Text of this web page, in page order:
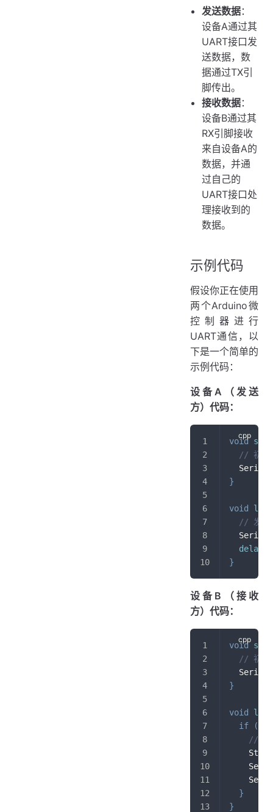
发送数据：
设备A通过其
UART接口发
送数据，数
据通过TX引
脚传出。
接收数据：
设备B通过其
RX引脚接收
来自设备A的
数据，并通
过自己的
UART接口处
理接收到的
数据。
示例代码
假设你正在使用
两个Arduino微
控制器进行
UART通信，以
下是一个简单的
示例代码：
设备A（发送
方）代码：
void
// 初始
  Serial
}
void
loop
// 发送
  Serial
delay
}
设备B（接收
方）代码：
void
// 初始
  Serial
}
void
loop
if
(
// 读
}
}